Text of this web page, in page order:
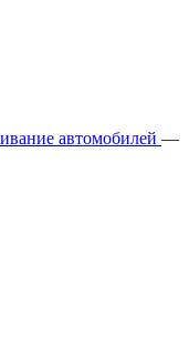
автомобилей —